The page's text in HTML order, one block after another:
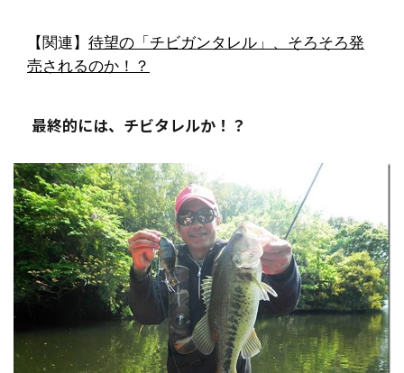
【関連】 待望の「チビガンタレル」、そろそろ発
売されるのか！？
最終的には、チビタレルか！？